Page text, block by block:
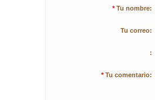
* Tu nombre:
Tu correo:
:
* Tu comentario: